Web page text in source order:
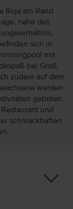
Roja am Rand
nahe des
sich in
mit
bei Groß
zudem auf dem
werden
geboten.
und
schmackhaften